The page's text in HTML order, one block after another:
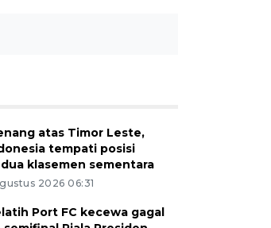
atas Timor Leste,
tempati posisi
klasemen sementara
2026 06:31
Port FC kecewa gagal